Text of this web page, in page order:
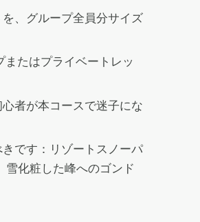
、グループ全員分サイズ
たはプライベートレッ
者が本コースで迷子にな
です：リゾートスノーパ
化粧した峰へのゴンド